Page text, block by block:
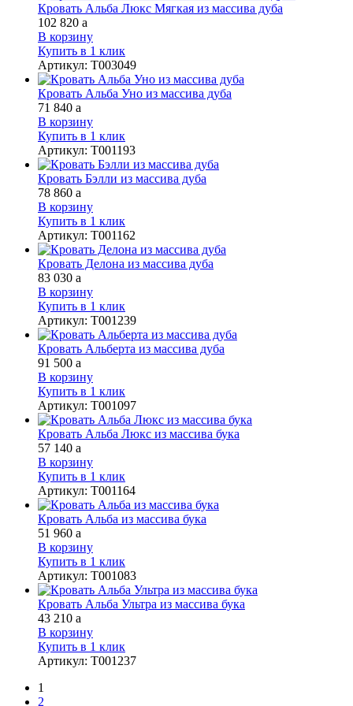
Кровать Альба Люкс Мягкая из массива дуба
102 820 a
В корзину
Купить в 1 клик
Артикул: Т003049
Кровать Альба Уно из массива дуба
71 840 a
В корзину
Купить в 1 клик
Артикул: Т001193
Кровать Бэлли из массива дуба
78 860 a
В корзину
Купить в 1 клик
Артикул: Т001162
Кровать Делона из массива дуба
83 030 a
В корзину
Купить в 1 клик
Артикул: Т001239
Кровать Альберта из массива дуба
91 500 a
В корзину
Купить в 1 клик
Артикул: Т001097
Кровать Альба Люкс из массива бука
57 140 a
В корзину
Купить в 1 клик
Артикул: Т001164
Кровать Альба из массива бука
51 960 a
В корзину
Купить в 1 клик
Артикул: Т001083
Кровать Альба Ультра из массива бука
43 210 a
В корзину
Купить в 1 клик
Артикул: Т001237
1
2